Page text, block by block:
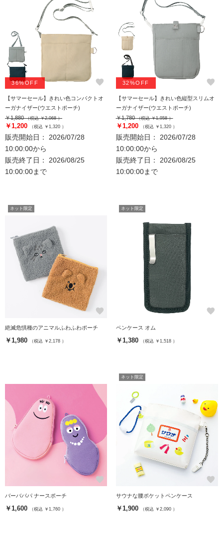
36%OFF favorite
【サマーセール】きれい色コンパクトオ
ーガナイザー(ウエストポーチ)
￥1,880（税込 ￥2,068 ）
￥1,200 （税込 ￥1,320 ）
販売開始日： 2026/07/28
10:00:00から
販売終了日： 2026/08/25
10:00:00まで
32%OFF favorite
【サマーセール】きれい色縦型スリムオ
ーガナイザー(ウエストポーチ)
￥1,780（税込 ￥1,958 ）
￥1,200 （税込 ￥1,320 ）
販売開始日： 2026/07/28
10:00:00から
販売終了日： 2026/08/25
10:00:00まで
ネット限定
favorite
絶滅危惧種のアニマルふわふわポーチ
￥1,980 （税込 ￥2,178 ）
ネット限定
favorite
ペンケース オム
￥1,380 （税込 ￥1,518 ）
favorite
バーバパパ ナースポーチ
￥1,600 （税込 ￥1,760 ）
ネット限定
favorite
サウナな腰ポケットペンケース
￥1,900 （税込 ￥2,090 ）